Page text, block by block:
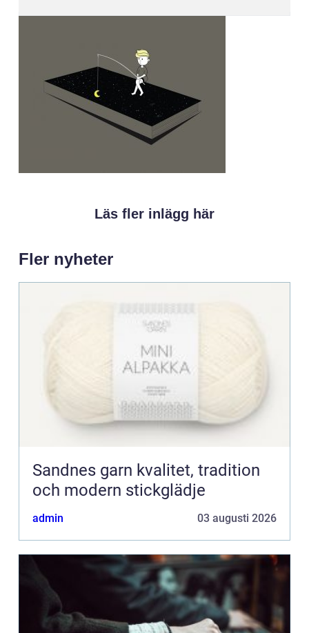
Läs fler inlägg här
Fler nyheter
Sandnes garn kvalitet, tradition
och modern stickglädje
admin 03 augusti 2026